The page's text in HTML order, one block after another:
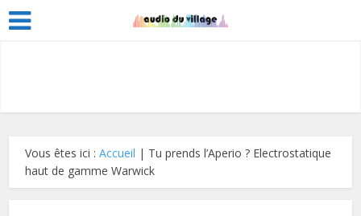
Vous êtes ici :Accueil | Tu prends l’Aperio ? Electrostatique
haut de gamme Warwick